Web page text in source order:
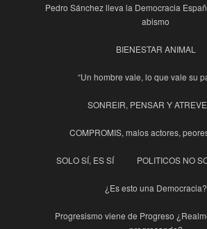
Pedro Sánchez lleva la Democracia
abismo
BIENESTAR ANIMAL
“Un hombre vale, lo que vale su
SONREIR, PENSAR Y
COMPROMIS, malos actores,
SOLO SÍ, ES SÍ POLITICOS NO
¿Es esto una Democracia?
Progresismo viene de Progreso